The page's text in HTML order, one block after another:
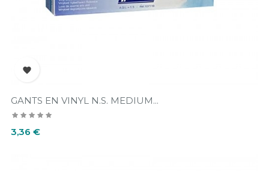

GANTS EN VINYL N.S. MEDIUM...
Prix
3,36 €